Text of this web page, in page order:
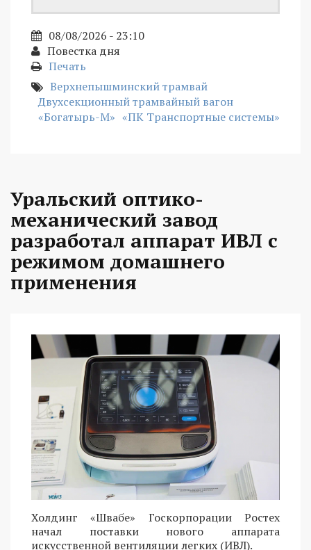
08/08/2026 - 23:10
Повестка дня
Печать
Верхнепышминский трамвай
Двухсекционный трамвайный вагон
«Богатырь-М» «ПК Транспортные системы»
Уральский оптико-
механический завод
разработал аппарат ИВЛ с
режимом домашнего
применения
Холдинг «Швабе» Госкорпорации Ростех
начал поставки нового аппарата
искусственной вентиляции легких (ИВЛ).